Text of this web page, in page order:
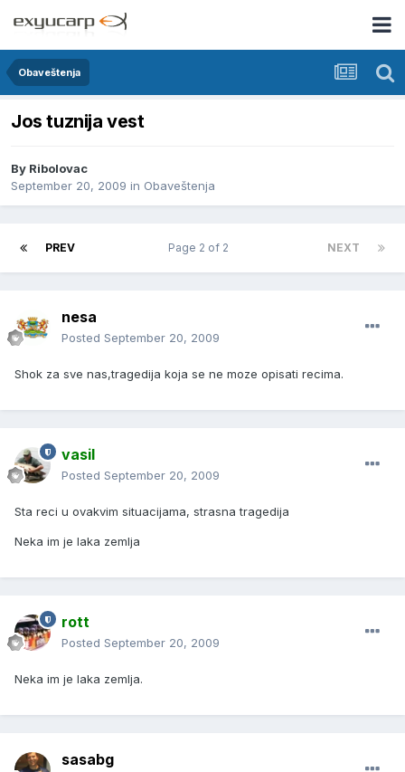
Obaveštenja
Jos tuznija vest
By Ribolovac
September 20, 2009 in Obaveštenja
PREV NEXT
Page 2 of 2
nesa
Posted September 20, 2009
Shok za sve nas,tragedija koja se ne moze opisati recima.
vasil
Posted September 20, 2009
Sta reci u ovakvim situacijama, strasna tragedija
Neka im je laka zemlja
rott
Posted September 20, 2009
Neka im je laka zemlja.
sasabg